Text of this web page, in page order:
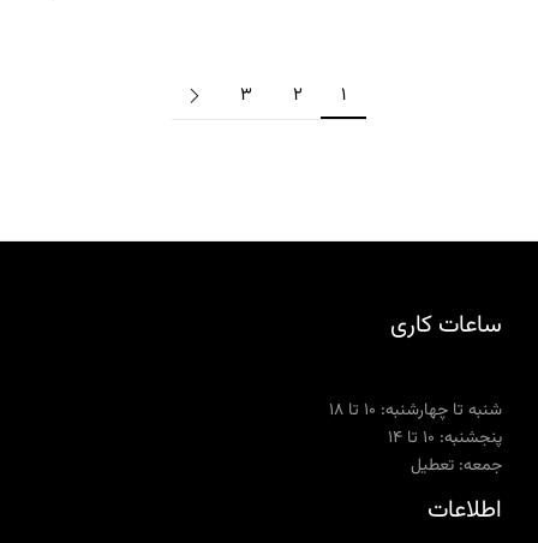
1
2
3
ساعات کاری
شنبه تا چهارشنبه: ۱۰ تا ۱۸
پنجشنبه: ۱۰ تا ۱۴
جمعه: تعطیل
اطلاعات